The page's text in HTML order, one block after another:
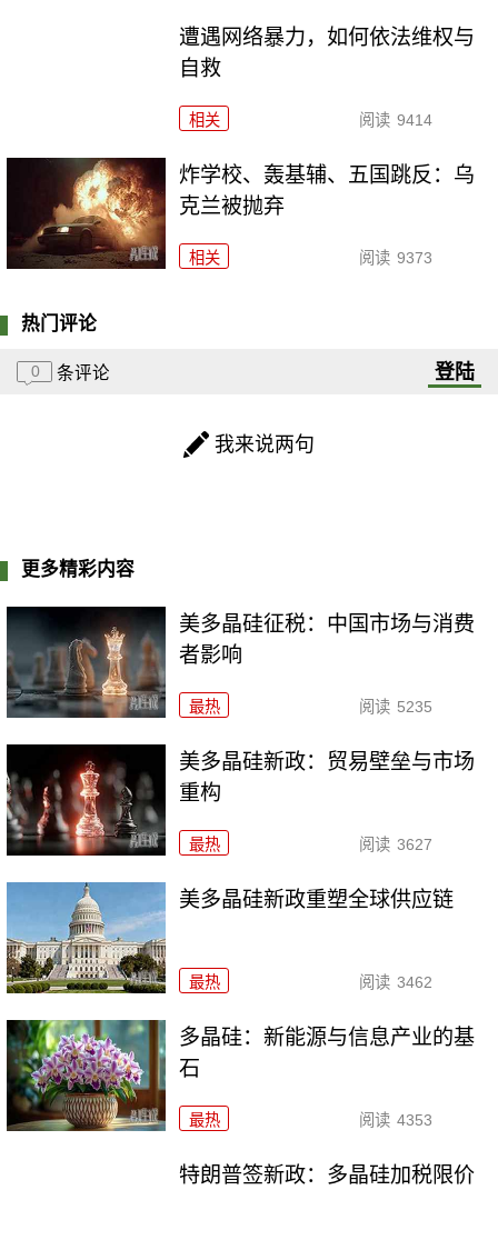
遭遇网络暴力，如何依法维权与
自救
相关 阅读 9414
炸学校、轰基辅、五国跳反：乌
克兰被抛弃
相关 阅读 9373
热门评论
0 条评论 登陆
我来说两句
更多精彩内容
美多晶硅征税：中国市场与消费
者影响
最热 阅读 5235
美多晶硅新政：贸易壁垒与市场
重构
最热 阅读 3627
美多晶硅新政重塑全球供应链
最热 阅读 3462
多晶硅：新能源与信息产业的基
石
最热 阅读 4353
特朗普签新政：多晶硅加税限价